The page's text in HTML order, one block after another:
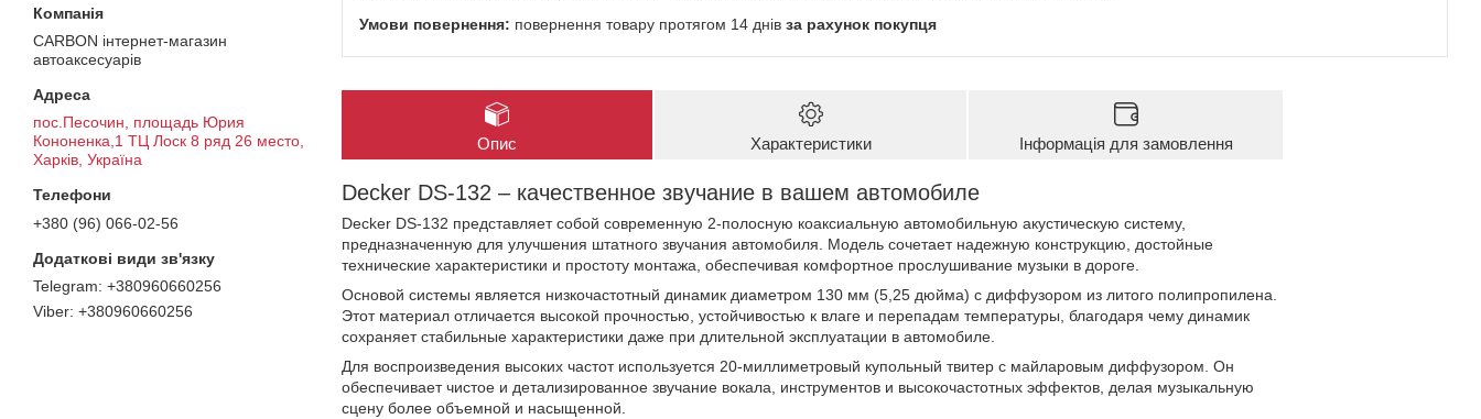
CARBON інтернет-магазин
автоаксесуарів
пос.Песочин, площадь Юрия
Кононенка,1 ТЦ Лоск 8 ряд 26 место,
Харків, Україна
+380 (96) 066-02-56
+380960660256
+380960660256
повернення товару протягом 14 днів за рахунок покупця
Опис Характеристики Інформація для замовлення
Decker DS-132 – качественное звучание в вашем автомобиле
Decker DS-132 представляет собой современную 2-полосную коаксиальную автомобильную акустическую систему,
предназначенную для улучшения штатного звучания автомобиля. Модель сочетает надежную конструкцию, достойные
технические характеристики и простоту монтажа, обеспечивая комфортное прослушивание музыки в дороге.
Основой системы является низкочастотный динамик диаметром 130 мм (5,25 дюйма) с диффузором из литого полипропилена.
Этот материал отличается высокой прочностью, устойчивостью к влаге и перепадам температуры, благодаря чему динамик
сохраняет стабильные характеристики даже при длительной эксплуатации в автомобиле.
Для воспроизведения высоких частот используется 20-миллиметровый купольный твитер с майларовым диффузором. Он
обеспечивает чистое и детализированное звучание вокала, инструментов и высокочастотных эффектов, делая музыкальную
сцену более объемной и насыщенной.